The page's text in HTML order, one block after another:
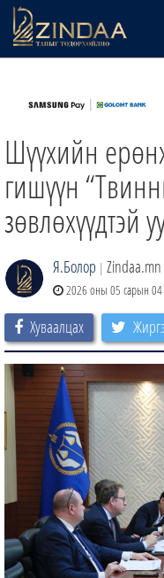
ТВ8
ӨГЛӨӨНИЙ СОНИН
АУДИО ЗОХИОЛ
ЗИНДАА СЭТГҮҮЛ
Шүүхийн
гишүүн
зөвлөхүүдтэй
Я.Болор | Zindaa.mn
2026 оны 05 сарын 04
Хуваалцах